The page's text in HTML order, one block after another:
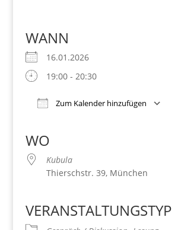
WANN
16.01.2026
19:00 - 20:30
Zum Kalender hinzufügen
WO
Kubula
Thierschstr. 39, München
VERANSTALTUNGSTYP